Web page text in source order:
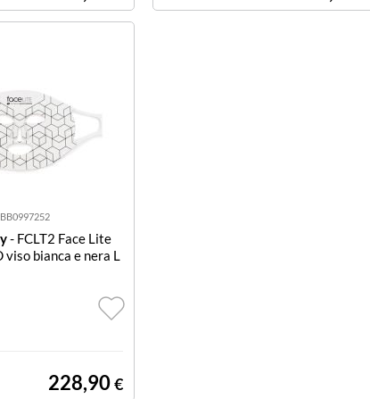
- FCLT2 Face Lite
viso bianca e nera L
228,90€